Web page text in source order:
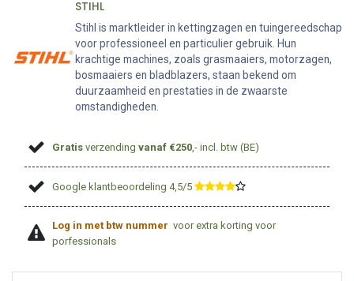
STIHL
Stihl is marktleider in kettingzagen en tuingereedschap
voor professioneel en particulier gebruik. Hun
krachtige machines, zoals grasmaaiers, motorzagen,
bosmaaiers en bladblazers, staan bekend om
duurzaamheid en prestaties in de zwaarste
omstandigheden.
Gratis verzendingvanaf €250 ,- incl. btw (BE)
Google klantbeoordeling 4,5/5 ​
Log in met btw nummer voor extra korting voor
porfessionals